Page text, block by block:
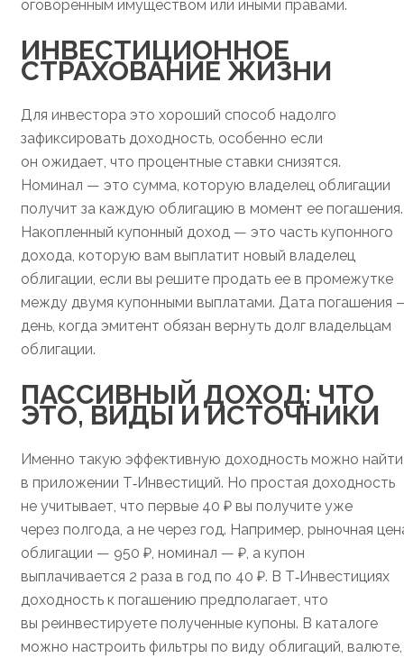
оговоренным имуществом или иными правами.
ИНВЕСТИЦИОННОЕ
СТРАХОВАНИЕ ЖИЗНИ
Для инвестора это хороший способ надолго
зафиксировать доходность, особенно если
он ожидает, что процентные ставки снизятся.
Номинал — это сумма, которую владелец облигации
получит за каждую облигацию в момент ее погашения.
Накопленный купонный доход — это часть купонного
дохода, которую вам выплатит новый владелец
облигации, если вы решите продать ее в промежутке
между двумя купонными выплатами. Дата погашения
день, когда эмитент обязан вернуть долг владельцам
облигации.
ПАССИВНЫЙ ДОХОД: ЧТО
ЭТО, ВИДЫ И ИСТОЧНИКИ
Именно такую эффективную доходность можно найти
в приложении Т‑Инвестиций. Но простая доходность
не учитывает, что первые 40 ₽ вы получите уже
через полгода, а не через год. Например, рыночная
облигации — 950 ₽, номинал — ₽, а купон
выплачивается 2 раза в год по 40 ₽. В Т‑Инвестициях
доходность к погашению предполагает, что
вы реинвестируете полученные купоны. В каталоге
можно настроить фильтры по виду облигаций, валюте,